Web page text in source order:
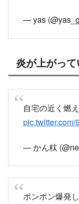
— yas
炎が上がっ
自宅の近く燃
pic.twitter.com/
— かん粏
ポンポン爆発